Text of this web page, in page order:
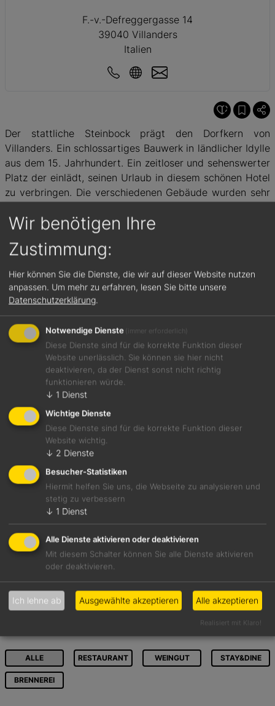
F.-v.-Defreggergasse 14
39040 Villanders
Italien
Der stattliche Steinbock prägt den Dorfkern von
Villanders. Ein schlossartiges Bauwerk in ländlicher Idylle
aus dem 15. Jahrhundert. Ein zeitloser und sehenswerter
Platz der einlädt, seinen Urlaub in diesem schönen Hotel
zu verbringen. Die verschiedenen Gebäude wurden sehr
Hauses. Vom Wappen als Fresko im Innenhof, den
gotischen Stuben oder dem urtypsichen Stadel. 12
exklusive Suiten bietet dieses historische Boutiquehotel.
überdurchschnittlich, ganz gleich, welcher Pächter das
Haus führte. Auch beim jüngsten Besuch überzeugte die
und kreativ. Das Hotel gehört übrigens zu „Historic South
Tyrol“, einem Zusammenschluss historischer Hotels und
Wirtshäuser in Südtirol.
Ansitz Steinbock
Villanders
Die ambitionierten kulinarischen Kreationen überzeugen: Tomatensalat mit
Stockfischleber oder dreierlei Steinbutt mit Spinat und Hühner-Beurre-
blanc werden vom souverän ...
WEITERE BETRIEBE IM UMKREIS
ALLE RESTAURANT WEINGUT STAY&DINE
BRENNEREI
Wir benötigen Ihre
Zustimmung:
Hier können Sie die Dienste, die wir auf dieser Website nutzen
anpassen. Um mehr zu erfahren, lesen Sie bitte unsere
Datenschutzerklärung.
Notwendige Dienste (immer erforderlich)
Diese Dienste sind für die korrekte Funktion dieser
Website unerlässlich. Sie können sie hier nicht
deaktivieren, da der Dienst sonst nicht richtig
funktionieren würde.
↓ 1 Dienst
Wichtige Dienste
Diese Dienste sind für die korrekte Funktion dieser
Website wichtig.
↓ 2 Dienste
Besucher-Statistiken
Hiermit helfen Sie uns, die Webseite zu analysieren und
stetig zu verbessern
↓ 1 Dienst
Alle Dienste aktivieren oder deaktivieren
Mit diesem Schalter können Sie alle Dienste aktivieren
oder deaktivieren.
Ich lehne ab Ausgewählte akzeptieren Alle akzeptieren
Realisiert mit Klaro!